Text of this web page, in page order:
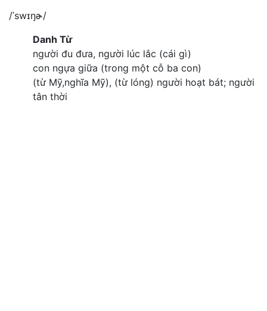
/ˈswɪŋɚ/
Danh Từ
người đu đưa, người lúc lắc (cái gì)
con ngựa giữa (trong một cỗ ba con)
(từ Mỹ,nghĩa Mỹ), (từ lóng) người hoạt bát; người
tân thời